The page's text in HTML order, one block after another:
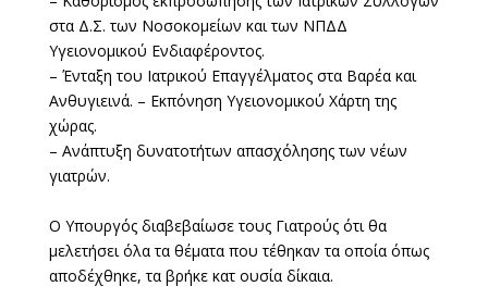
στα Δ.Σ. των Νοσοκομείων και των ΝΠΔΔ
Υγειονομικού Ενδιαφέροντος.
– Ένταξη του Ιατρικού Επαγγέλματος στα Βαρέα και
Ανθυγιεινά. – Εκπόνηση Υγειονομικού Χάρτη της
χώρας.
– Ανάπτυξη δυνατοτήτων απασχόλησης των νέων
γιατρών.
Ο Υπουργός διαβεβαίωσε τους Γιατρούς ότι θα
μελετήσει όλα τα θέματα που τέθηκαν τα οποία όπως
αποδέχθηκε, τα βρήκε κατ ουσία δίκαια.